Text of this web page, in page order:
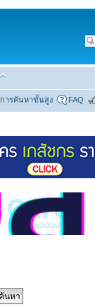
การค้นหาขั้นสูง FAQ